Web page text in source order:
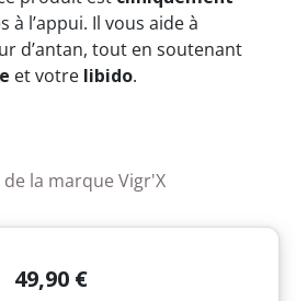
à l’appui. Il vous aide à
d’antan, tout en soutenant
et votre libido.
la marque Vigr'X
49,90 €